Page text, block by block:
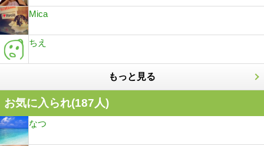
Mica
ちえ
もっと見る
お気に入られ(187人)
なつ